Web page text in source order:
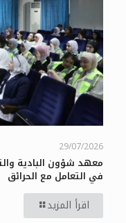
29/07/2026
معهد شؤون البادية
في التعامل مع الحرائق
اقرأ المزيد